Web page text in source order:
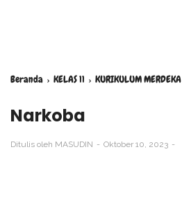
Beranda › KELAS 11 › KURIKULUM MERDEKA
Narkoba
Ditulis oleh MASUDIN Oktober 10, 2023